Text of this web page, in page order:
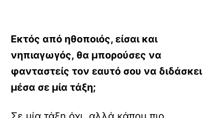
Εκτός από ηθοποιός, είσαι και
νηπιαγωγός, θα μπορούσες να
φανταστείς τον εαυτό σου να διδάσκει
μέσα σε μία τάξη;